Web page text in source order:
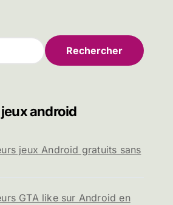
android
jeux Android gratuits sans
GTA like sur Android en